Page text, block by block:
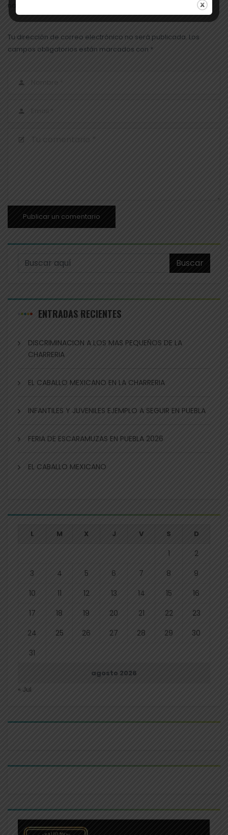
navegador para la próxima vez que comente.
Tu dirección de correo electrónico no será publicada. Los
campos obligatorios están marcados con *
Buscar
ENTRADAS RECIENTES
DISCRIMINACION A LOS MAS PEQUEÑOS DE LA
CHARRERIA
EL CABALLO MEXICANO EN LA CHARRERIA
INFANTILES Y JUVENILES EJEMPLO A SEGUIR EN PUEBLA
FERIA DE ESCARAMUZAS EN PUEBLA 2026
EL CABALLO MEXICANO
agosto 2026
L M X J V S D
1
2
3
4 5 6 7 8
9
10
11 12 13 14 15
16
17
18 19 20 21 22
23
24
25 26 27 28 29
30
31
« Jul